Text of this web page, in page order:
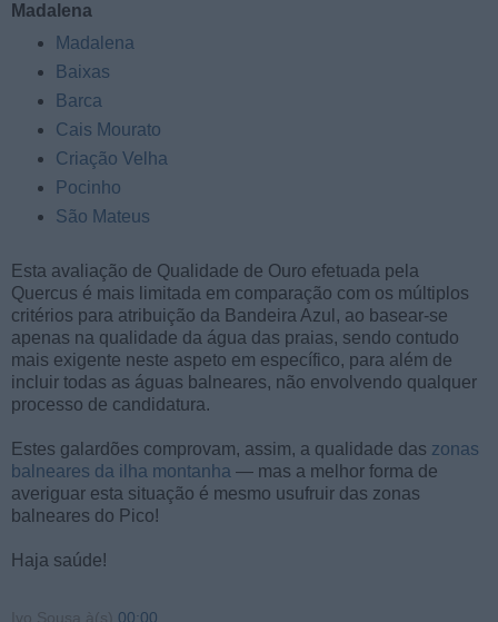
Madalena
Madalena
Baixas
Barca
Cais Mourato
Criação Velha
Pocinho
São Mateus
Esta avaliação de Qualidade de Ouro efetuada pela
Quercus é mais limitada em comparação com os múltiplos
critérios para atribuição da Bandeira Azul, ao basear-se
apenas na qualidade da água das praias, sendo contudo
mais exigente neste aspeto em específico, para além de
incluir todas as águas balneares, não envolvendo qualquer
processo de candidatura.
Estes galardões comprovam, assim, a qualidade das zonas
balneares da ilha montanha — mas a melhor forma de
averiguar esta situação é mesmo usufruir das zonas
balneares do Pico!
Haja saúde!
Ivo Sousa à(s) 00:00